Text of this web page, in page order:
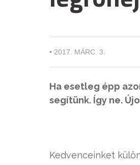
• 2017. MÁRC. 3.
Ha esetleg épp
segítünk. Így ne.
Kedvenceinket